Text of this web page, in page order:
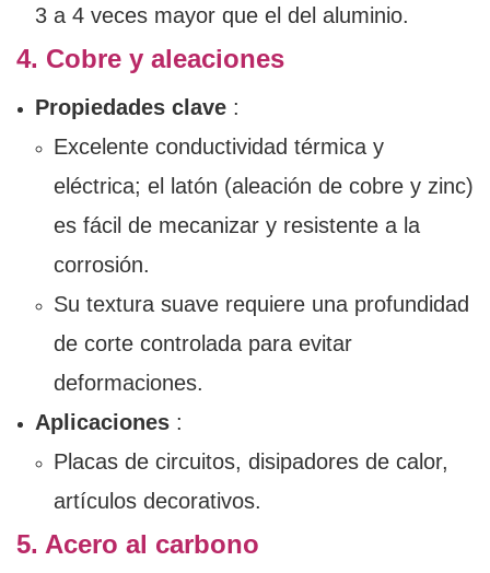
3 a 4 veces mayor que el del aluminio.
4. Cobre y aleaciones
Propiedades clave:
Excelente conductividad térmica y
eléctrica; el latón (aleación de cobre y zinc)
es fácil de mecanizar y resistente a la
corrosión.
Su textura suave requiere una profundidad
de corte controlada para evitar
deformaciones.
Aplicaciones:
Placas de circuitos, disipadores de calor,
artículos decorativos.
5. Acero al carbono